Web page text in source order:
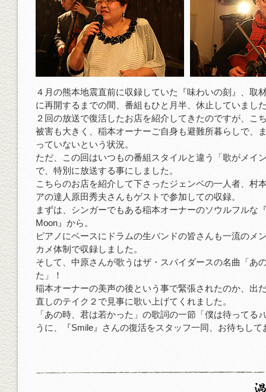
４月の熊本地震直前に収録していた『味わいの刻』、取
に再開するまでの間、番組もひと月半、休止していまし
２回の放送で復活したお店を紹介してきたのですが、こ
被害も大きく、稲本オーナーご自身も避難所暮らしで、
っていないという状況。
ただ、この回はいつもの番組スタイルと違う「歌がメイ
で、特別に放送する事にしました。
こちらのお店を紹介して下さったジェンベの一人者、村
アの達人原田秀夫さんもゲストで参加しての収録。
まずは、シンガーでもある稲本オーナーのソウルフルな
Moon』から。
ピアノにベースにドラムの生バンドの皆さんも一流のメ
カメ体制で収録しました。
そして、中原さんが歌うはザ・スパイダースの名曲「あ
た」！
稲本オーナーの美声の後という事で緊張されたのか、出
直しのテイク２で見事に歌い上げてくれました。
「あの時、君は若かった」の歌詞の一節「僕は待ってる
うに、『Smile』さんの復活をスタッフ一同、お待ちして